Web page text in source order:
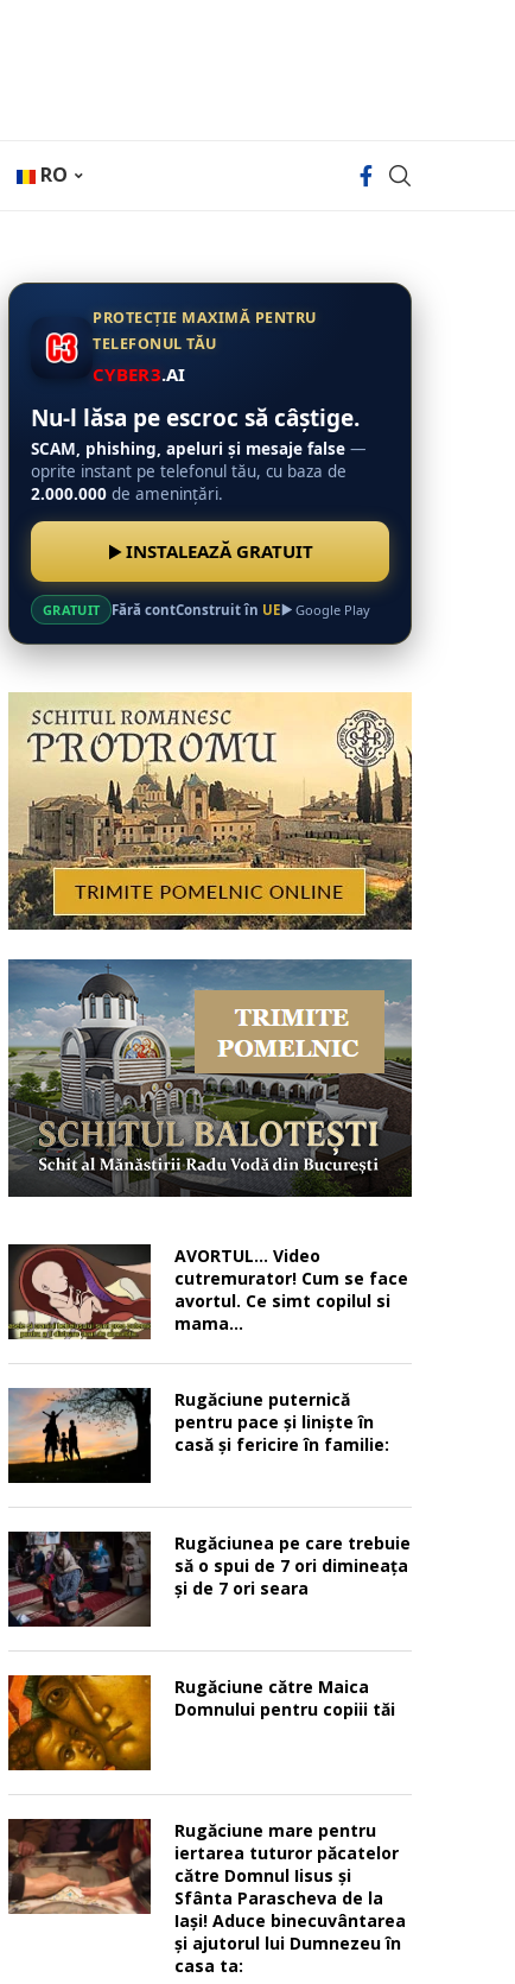
RO
PROTECȚIE MAXIMĂ PENTRU
TELEFONUL TĂU
CYBER3.AI
Nu-l lăsa pe escroc să câștige.
SCAM, phishing, apeluri și mesaje false —
oprite instant pe telefonul tău, cu baza de
2.000.000 de amenințări.
INSTALEAZĂ GRATUIT
GRATUIT Fără contConstruit în UE Google Play
AVORTUL… Video
cutremurator! Cum se face
avortul. Ce simt copilul si
mama…
Rugăciune puternică
pentru pace şi linişte în
casă şi fericire în familie:
Rugăciunea pe care trebuie
să o spui de 7 ori dimineața
și de 7 ori seara
Rugăciune către Maica
Domnului pentru copiii tăi
Rugăciune mare pentru
iertarea tuturor păcatelor
către Domnul Iisus şi
Sfânta Parascheva de la
Iaşi! Aduce binecuvântarea
şi ajutorul lui Dumnezeu în
casa ta: